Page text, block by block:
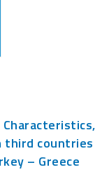
third countries
– Greece